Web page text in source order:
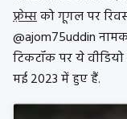
फ़्रेम्सको गूगल पर
@ajom75uddin
टिकटॉक पर ये
मई 2023 में हुए हैं.